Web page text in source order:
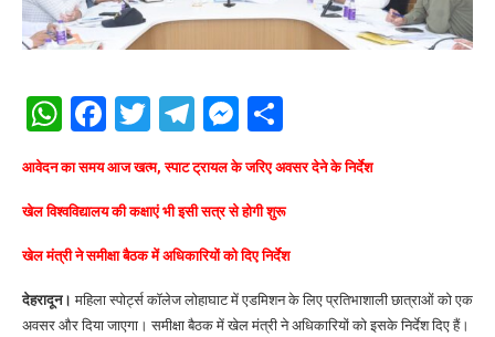
WhatsApp
Facebook
Twitter
Telegram
Messenger
आवेदन का समय आज खत्म, स्पाट ट्रायल के जरिए अवसर देने के निर्देश
खेल विश्वविद्यालय की कक्षाएं भी इसी सत्र से होगी शुरू
खेल मंत्री ने समीक्षा बैठक में अधिकारियों को दिए निर्देश
देहरादून। महिला स्पोर्ट्स कॉलेज लोहाघाट में एडमिशन के लिए प्रतिभाशाली छात्राओं को एक
अवसर और दिया जाएगा। समीक्षा बैठक में खेल मंत्री ने अधिकारियों को इसके निर्देश दिए हैं।